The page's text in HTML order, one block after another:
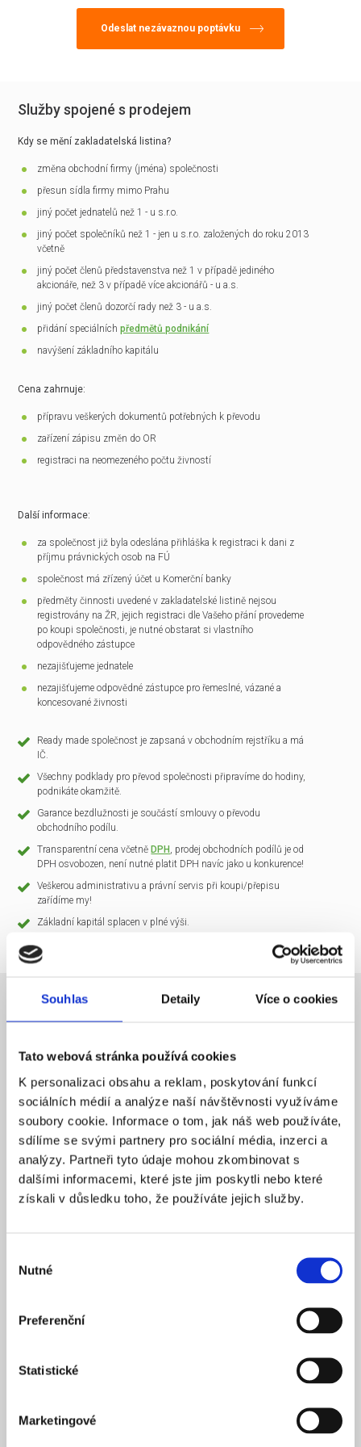
Souhlas Detaily Více o cookies
Tato webová stránka používá cookies
K personalizaci obsahu a reklam, poskytování funkcí
sociálních médií a analýze naší návštěvnosti využíváme
soubory cookie. Informace o tom, jak náš web používáte,
sdílíme se svými partnery pro sociální média, inzerci a
analýzy. Partneři tyto údaje mohou zkombinovat s
dalšími informacemi, které jste jim poskytli nebo které
získali v důsledku toho, že používáte jejich služby.
souhlasu
Nutné
Preferenční
Statistické
Marketingové
Služby spojené s prodejem
Kdy se mění zakladatelská listina?
změna obchodní firmy (jména) společnosti
přesun sídla firmy mimo Prahu
jiný počet jednatelů než 1 - u s.r.o.
jiný počet společníků než 1 - jen u s.r.o. založených do roku 2013
včetně
jiný počet členů představenstva než 1 v případě jediného
akcionáře, než 3 v případě více akcionářů - u a.s.
jiný počet členů dozorčí rady než 3 - u a.s.
přidání speciálníchpředmětů podnikání
navýšení základního kapitálu
Cena zahrnuje:
přípravu veškerých dokumentů potřebných k převodu
zařízení zápisu změn do OR
registraci na neomezeného počtu živností
Další informace:
za společnost již byla odeslána přihláška k registraci k dani z
příjmu právnických osob na FÚ
společnost má zřízený účet u Komerční banky
předměty činnosti uvedené v zakladatelské listině nejsou
registrovány na ŽR, jejich registraci dle Vašeho přání provedeme
po koupi společnosti, je nutné obstarat si vlastního
odpovědného zástupce
nezajišťujeme jednatele
nezajišťujeme odpovědné zástupce pro řemeslné, vázané a
koncesované živnosti
Ready made společnost je zapsaná v obchodním rejstříku a má
IČ.
Všechny podklady pro převod společnosti připravíme do hodiny,
podnikáte okamžitě.
Garance bezdlužnosti je součástí smlouvy o převodu
obchodního podílu.
Transparentní cena včetně DPH , prodej obchodních podílů je od
DPH osvobozen, není nutné platit DPH navíc jako u konkurence!
Veškerou administrativu a právní servis při koupi/přepisu
zařídíme my!
Základní kapitál splacen v plné výši.
NÁZEV SPOLEČNOSTI
SÍDLO
ZALOŽENO 2025
CENA OD * 15 900 Kč
REZERVOVAT
KAPITÁL 20 000 Kč
ZALOŽENO 2025
NÁZEV SPOLEČNOSTI